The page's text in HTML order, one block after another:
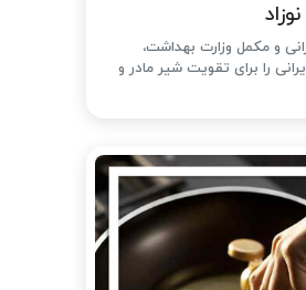
و مکمل وزارت بهداشت،
را برای تقویت شیر مادر و